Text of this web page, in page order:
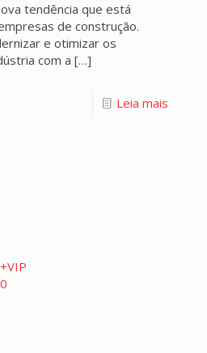
tendência que está
de construção.
e otimizar os
com a […]
Leia mais